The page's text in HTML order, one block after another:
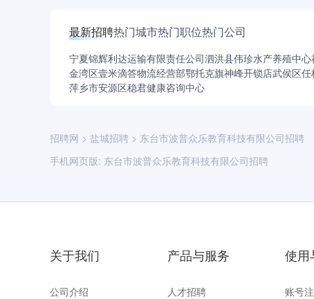
最新招聘热门城市热门职位热门公司
宁夏锦辉利达运输有限责任公司泗洪县伟珍水产养殖中心
金湾区壹米滴答物流经营部鄂托克旗神峰开锁店武侯区
萍乡市安源区稳君健康咨询中心
招聘网 > 盐城招聘 > 东台市波普众乐教育科技有限公司招聘
手机网页版: 东台市波普众乐教育科技有限公司招聘
关于我们
公司介绍
产品与服务
人才招聘
使用
账号